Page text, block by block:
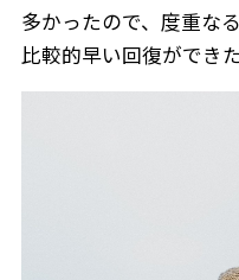
多かったので、度重な
比較的早い回復ができ